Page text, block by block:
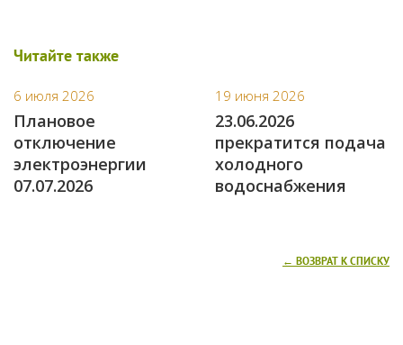
Читайте также
6 июля 2026
Плановое
отключение
электроэнергии
07.07.2026
19 июня 2026
23.06.2026
прекратится подача
холодного
водоснабжения
← ВОЗВРАТ К СПИСКУ